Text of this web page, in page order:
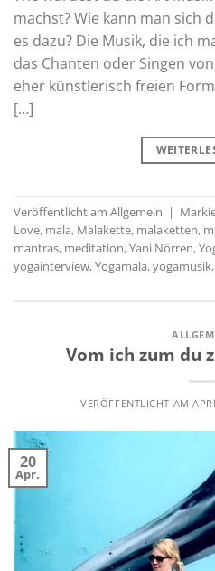
machst? Wie kann man sich
es dazu? Die Musik, die ich
das Chanten oder Singen
eher künstlerisch freien
[…]
Veröffentlicht am Allgemein |
Love, mala, Malakette, malaketten,
mantras, meditation,Yani Nörren,
yogainterview,Yogamala,yogamusik,
Vom ich zum du
VERÖFFENTLICHT AM
20
Apr.